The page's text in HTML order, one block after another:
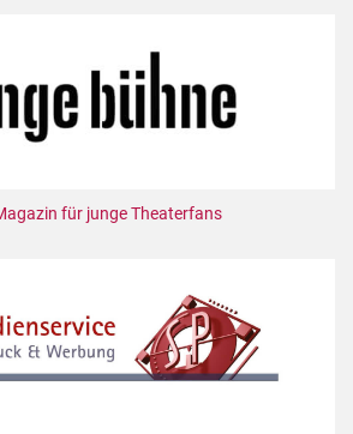
für junge Theaterfans